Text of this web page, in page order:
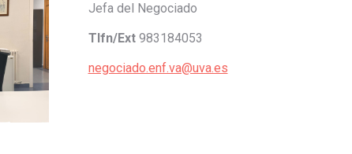
Jefa del Negociado
Tlfn/Ext983184053
negociado.enf.va@uva.es